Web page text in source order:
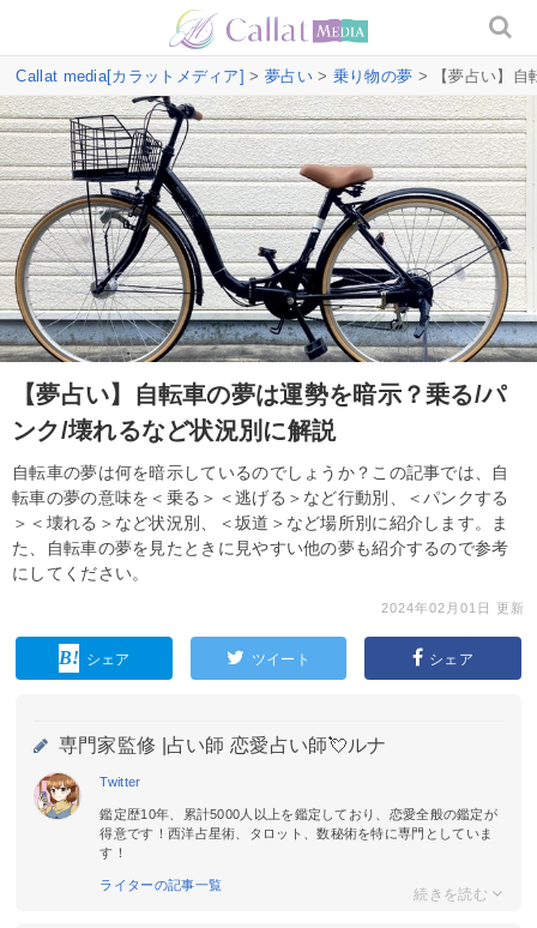
Callat media[カラットメディア] > 夢占い> 乗り物の夢 > 【夢占い】自
【夢占い】自転車の夢は運勢を暗示？乗る/パ
ンク/壊れるなど状況別に解説
自転車の夢は何を暗示しているのでしょうか？この記事では、自
転車の夢の意味を＜乗る＞＜逃げる＞など行動別、＜パンクする
＞＜壊れる＞など状況別、＜坂道＞など場所別に紹介します。ま
た、自転車の夢を見たときに見やすい他の夢も紹介するので参考
にしてください。
2024年02月01日 更新
シェア ツイート シェア
専門家監修 | 占い師 恋愛占い師💘ルナ
Twitter
鑑定歴10年、累計5000人以上を鑑定しており、恋愛全般の鑑定が
得意です！西洋占星術、タロット、数秘術を特に専門としていま
す！
ライターの記事一覧